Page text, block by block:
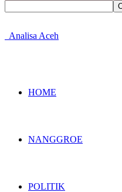
Analisa Aceh
HOME
NANGGROE
POLITIK